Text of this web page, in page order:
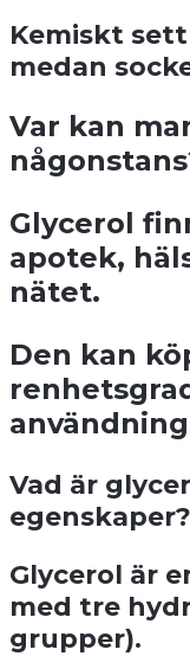
Kemiskt
medan
Var kan
Glycerol
apotek,
nätet.
Den kan
Vad är
egenskaper?
Glycerol är
med tre
grupper).